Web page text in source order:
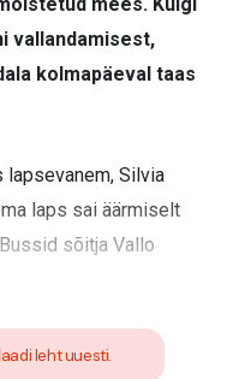
mees. Kuigi
vallandamisest,
kolmapäeval taas
lapsevanem, Silvia
laps sai äärmiselt
sõitja Vallo
leht uuesti.